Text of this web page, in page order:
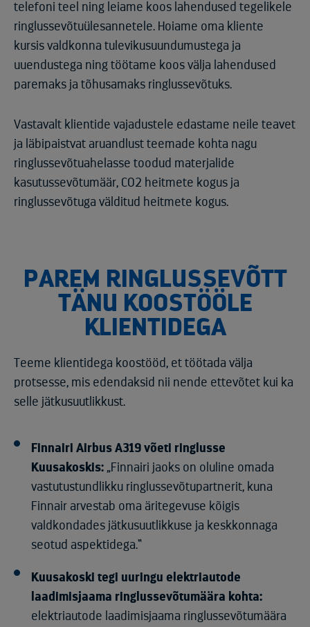
telefoni teel ning leiame koos lahendused tegelikele
ringlussevõtuülesannetele. Hoiame oma kliente
kursis valdkonna tulevikusuundumustega ja
uuendustega ning töötame koos välja lahendused
paremaks ja tõhusamaks ringlussevõtuks.
Vastavalt klientide vajadustele edastame neile teavet
ja läbipaistvat aruandlust teemade kohta nagu
ringlussevõtuahelasse toodud materjalide
kasutussevõtumäär, CO2 heitmete kogus ja
ringlussevõtuga välditud heitmete kogus.
PAREM RINGLUSSEVÕTT
TÄNU KOOSTÖÖLE
KLIENTIDEGA
Teeme klientidega koostööd, et töötada välja
protsesse, mis edendaksid nii nende ettevõtet kui ka
selle jätkusuutlikkust.
Finnairi Airbus A319 võeti ringlusse
Kuusakoskis: „Finnairi jaoks on oluline omada
vastutustundlikku ringlussevõtupartnerit, kuna
Finnair arvestab oma äritegevuse kõigis
valdkondades jätkusuutlikkuse ja keskkonnaga
seotud aspektidega.“
Kuusakoski tegi uuringu elektriautode
laadimisjaama ringlussevõtumäära kohta:
elektriautode laadimisjaama ringlussevõtumäära